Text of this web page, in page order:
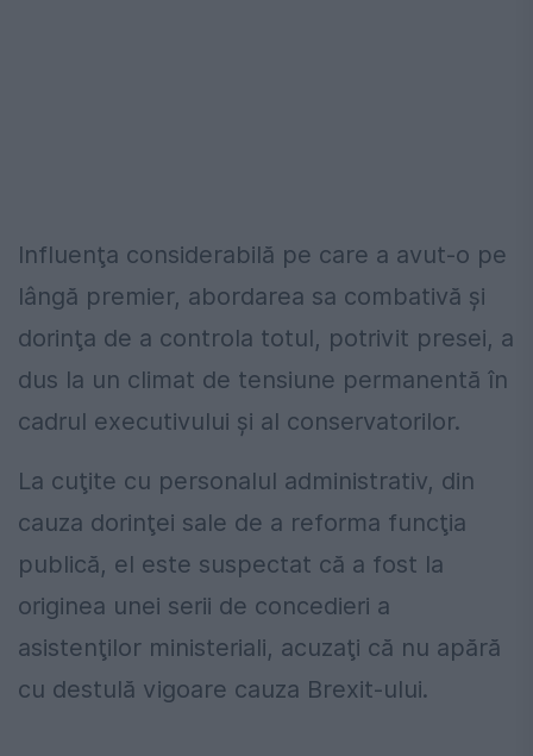
Influenţa considerabilă pe care a avut-o pe
lângă premier, abordarea sa combativă şi
dorinţa de a controla totul, potrivit presei, a
dus la un climat de tensiune permanentă în
cadrul executivului şi al conservatorilor.
La cuţite cu personalul administrativ, din
cauza dorinţei sale de a reforma funcţia
publică, el este suspectat că a fost la
originea unei serii de concedieri a
asistenţilor ministeriali, acuzaţi că nu apără
cu destulă vigoare cauza Brexit-ului.